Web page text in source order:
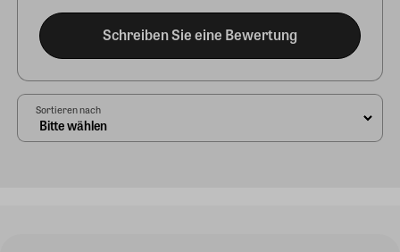
Schreiben Sie eine Bewertung
Sortieren nach